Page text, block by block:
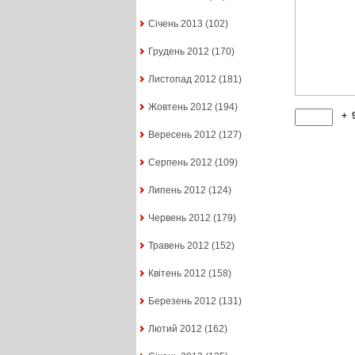
Січень 2013 (102)
Грудень 2012 (170)
Листопад 2012 (181)
Жовтень 2012 (194)
Вересень 2012 (127)
Серпень 2012 (109)
Липень 2012 (124)
Червень 2012 (179)
Травень 2012 (152)
Квітень 2012 (158)
Березень 2012 (131)
Лютий 2012 (162)
+